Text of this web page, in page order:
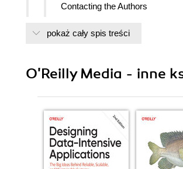
Contacting the Authors
How to Contact Us
1. The Problems That Information
The Problems Information
Addresses
Information Overload
More Ways to Access
pokaż cały spis treści
O'Reilly Media - inne